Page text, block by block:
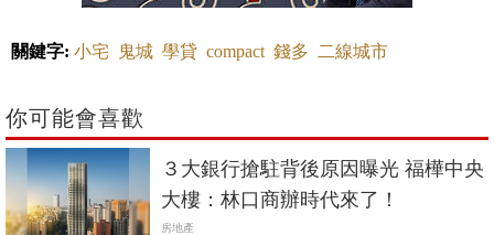
關鍵字: 小宅 鬼城 學貸 compact 錢多 二線城市
你可能會喜歡
３大銀行搶駐背後原因曝光 福樺中央
大樓：林口商辦時代來了！
房地產